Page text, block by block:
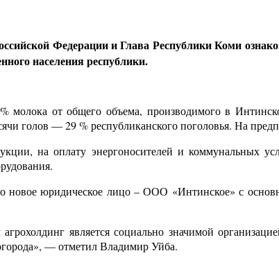
Федерации и Глава Республики Коми
населения республики.
молока от общего объема, производимого в
голов — 29 % республиканского поголовья. На
на оплату энергоносителей и коммунальных
новое юридическое лицо – ООО «Интинское» с
является социально значимой
— отметил Владимир Уйба.